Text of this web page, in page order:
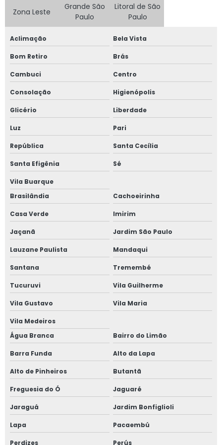
Plataforma elevatória tesoura locação
Plataforma pantográfica aluguel
Plataforma tesoura aluguel
Plataforma tesoura aluguel preço
Plataforma tesoura locação
Plataformas aéreas locação
Plataformas elevatórias para alugar
Preço aluguel plataforma elevatória
Preço locação de plataforma elevatória
Pta locação de plataformas
Quanto custa aluguel de plataforma elevatória
Reparo de plataforma elevatória
Treinamento de operador de plataforma elevatória
Treinamento plataforma elevatória
Treinamento plataforma elevatória articulada
Valor aluguel de plataforma elevatória
Valor de locação de plataforma elevatória
Plataforma tesoura aluguel valor
Plataforma tesoura 10m
Zona Leste
Grande São
Paulo
Litoral de São
Paulo
Aclimação Bela Vista
Bom Retiro Brás
Cambuci Centro
Consolação Higienópolis
Glicério Liberdade
Luz Pari
República Santa Cecília
Santa Efigênia Sé
Vila Buarque
Brasilândia
Cachoeirinha
Casa Verde Imirim
Jaçanã Jardim São Paulo
Lauzane Paulista Mandaqui
Santana Tremembé
Tucuruvi Vila Guilherme
Vila Gustavo Vila Maria
Vila Medeiros
Água Branca
Bairro do Limão
Barra Funda Alto da Lapa
Alto de Pinheiros Butantã
Freguesia do Ó Jaguaré
Jaraguá Jardim Bonfiglioli
Lapa Pacaembú
Perdizes Perús